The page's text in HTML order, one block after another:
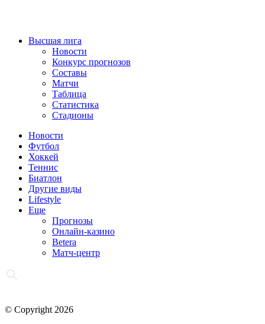
Высшая лига
Новости
Конкурс прогнозов
Составы
Матчи
Таблица
Статистика
Стадионы
Новости
Футбол
Хоккей
Теннис
Биатлон
Другие виды
Lifestyle
Еще
Прогнозы
Онлайн-казино
Betera
Матч-центр
© Copyright 2026